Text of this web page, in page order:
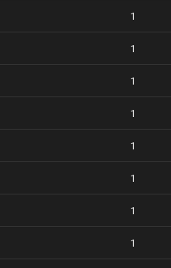
1
1
1
1
1
1
1
1